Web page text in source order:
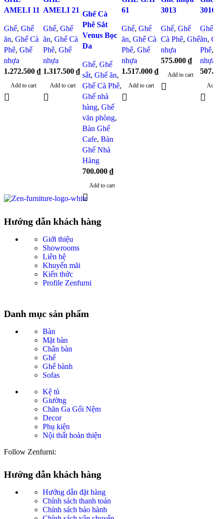
AMELI 11
Ghế, Ghế
ăn, Ghế Cà
Phê, Ghế
nhựa
1.272.500 ₫
Add to cart
AMELI 21
Ghế, Ghế
ăn, Ghế Cà
Phê, Ghế
nhựa
1.317.500 ₫
Add to cart
Ghế Cà
Phê Sắt
Venus Bọc
Da
Ghế, Ghế
sắt, Ghế ăn,
Ghế Cà Phê,
Ghế nhà
hàng, Ghế
văn phòng,
Bàn Ghế
Cafe, Bàn
Ghế Nhà
Hàng
700.000 ₫
Add to cart
61
Ghế, Ghế
ăn, Ghế Cà
Phê, Ghế
nhựa
1.517.000 ₫
Add to cart
3013
Ghế, Ghế
Cà Phê, Ghế
nhựa
575.000 ₫
Add to cart
3016
Ghế
ăn,
Phê,
nhựa
Hướng dẫn khách hàng
Giới thiệu
Showrooms
Liên hệ
Khuyến mãi
Kiến thức
Profile Zenfurni
Danh mục sản phẩm
Bàn
Mặt bàn
Chân bàn
Ghế
Ghế bành
Sofas
Kệ tủ
Giường
Chăn Ga Gối Nệm
Decor
Phụ kiện
Nội thất hoàn thiện
Follow Zenfurni:
Hướng dẫn khách hàng
Hướng dẫn đặt hàng
Chính sách thanh toán
Chính sách bảo hành